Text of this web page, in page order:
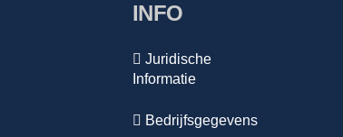
INFO
Juridische
Informatie
Bedrijfsgegevens